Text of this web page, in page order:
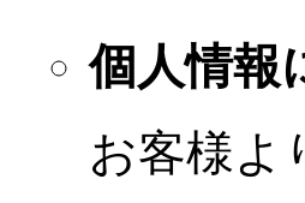
個人情報
お客様よ